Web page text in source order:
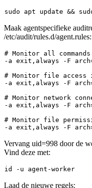
sudo apt update &&
Maak agentspecifieke
/etc/audit/rules.d/agent.rules:
# Monitor all
-a exit ,always -F arch
# Monitor file
-a exit ,always -F arch
# Monitor network
-a exit ,always -F arch
# Monitor file
-a exit ,always -F arch
Vervang uid=998 door de
Vind deze met:
id
Laad de nieuwe regels: